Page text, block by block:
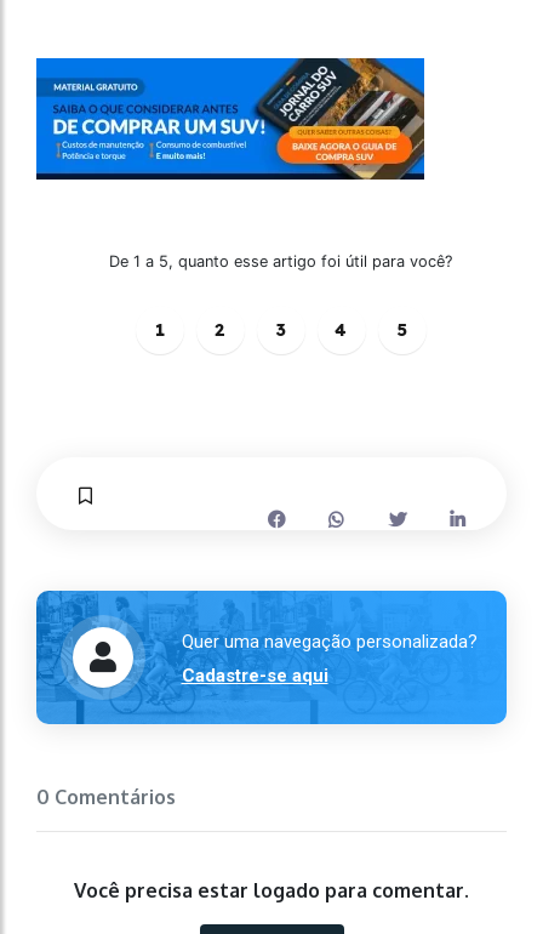
De 1 a 5, quanto esse artigo foi útil para você?
1 2 3 4 5
Quer uma navegação personalizada?
Cadastre-se aqui
0 Comentários
Você precisa estar logado para comentar.